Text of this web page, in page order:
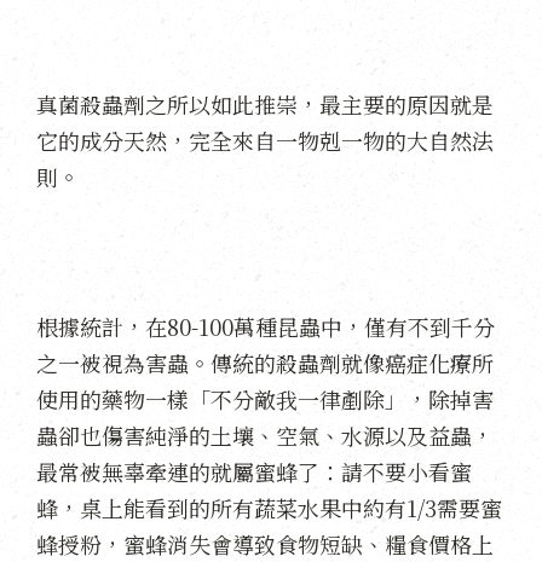
真菌殺蟲劑之所以如此推崇，最主要的原因就是
它的成分天然，完全來自一物剋一物的大自然法
則。
根據統計，在80-100萬種昆蟲中，僅有不到千分
之一被視為害蟲。傳統的殺蟲劑就像癌症化療所
使用的藥物一樣「不分敵我一律剷除」，除掉害
蟲卻也傷害純淨的土壤、空氣、水源以及益蟲，
最常被無辜牽連的就屬蜜蜂了：請不要小看蜜
蜂，桌上能看到的所有蔬菜水果中約有1/3需要蜜
蜂授粉，蜜蜂消失會導致食物短缺、糧食價格上